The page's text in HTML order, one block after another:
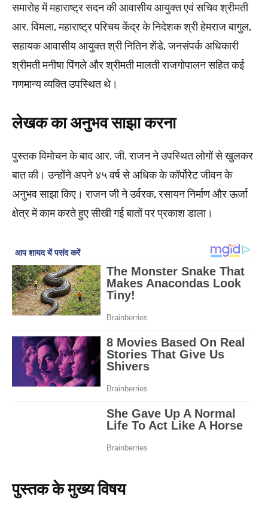
समारोह में महाराष्ट्र सदन की आवासीय आयुक्त एवं सचिव श्रीमती
आर. विमला, महाराष्ट्र परिचय केंद्र के निदेशक श्री हेमराज बागुल,
सहायक आवासीय आयुक्त श्री नितिन शेंडे, जनसंपर्क अधिकारी
श्रीमती मनीषा पिंगले और श्रीमती मालती राजगोपालन सहित कई
गणमान्य व्यक्ति उपस्थित थे।
लेखक का अनुभव साझा करना
पुस्तक विमोचन के बाद आर. जी. राजन ने उपस्थित लोगों से खुलकर
बात की। उन्होंने अपने ४५ वर्ष से अधिक के कॉर्पोरेट जीवन के
अनुभव साझा किए। राजन जी ने उर्वरक, रसायन निर्माण और ऊर्जा
क्षेत्र में काम करते हुए सीखी गई बातों पर प्रकाश डाला।
पुस्तक के मुख्य विषय